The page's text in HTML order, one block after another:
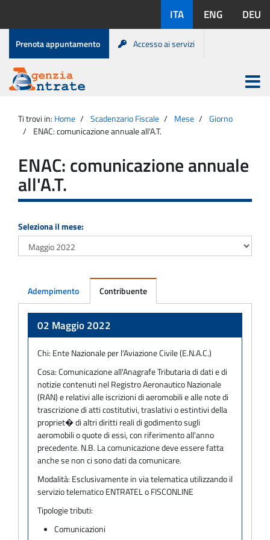
contenuto
disponibili:
ITA ENG DEU
Menu
di
servizio
Prenota appuntamento Accesso ai servizi
Agenzia
Entrate
Apri
menu
principale
Ti trovi in: Home Scadenzario Fiscale Mese
Giorno
ENAC: comunicazione annuale all'A.T.
ENAC: comunicazione annuale
all'A.T.
Seleziona il mese:
Adempimento Contribuente
02 Maggio 2022
Chi: Ente Nazionale per l'Aviazione Civile (E.N.A.C.)
Cosa:Comunicazione all'Anagrafe Tributaria di dati e di
notizie contenuti nel Registro Aeronautico Nazionale
(RAN) e relativi alle iscrizioni di aeromobili e alle note di
trascrizione di atti costitutivi, traslativi o estintivi della
propriet� di altri diritti reali di godimento sugli
aeromobili o quote di essi, con riferimento all'anno
precedente. N.B. La comunicazione deve essere fatta
anche se non ci sono dati da comunicare.
Modalità: Esclusivamente in via telematica utilizzando il
servizio telematico ENTRATEL o FISCONLINE
Tipologie tributi:
Comunicazioni